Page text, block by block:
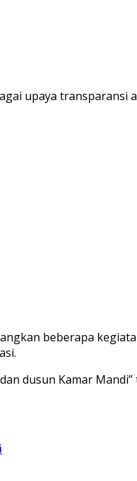
upaya transparansi
beberapa
dusun Kamar Mandi”